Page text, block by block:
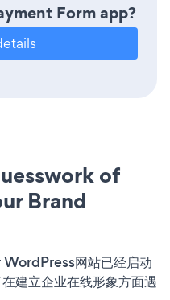
Form app?
of
Brand
网站已经启动
建立企业在线形象方面遇